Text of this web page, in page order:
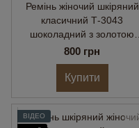
Ремінь жіночий шкіряний
класичний Т-3043
шоколадний з золотою
пряжкою
800 грн
Купити
ВІДЕО